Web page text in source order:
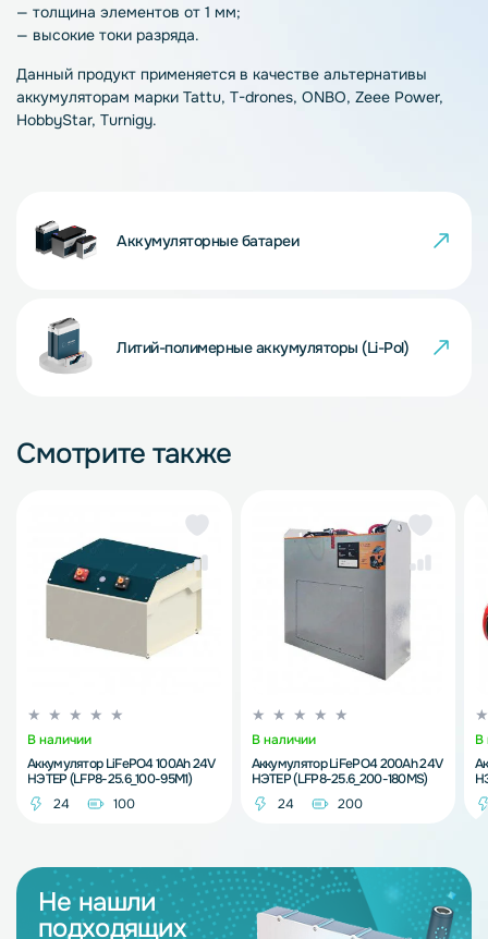
— толщина элементов от 1 мм;
— высокие токи разряда.
Данный продукт применяется в качестве альтернативы
аккумуляторам марки Tattu, T-drones, ONBO, Zeee Power,
HobbyStar, Turnigy.
Аккумуляторные батареи
Литий-полимерные аккумуляторы (Li-Pol)
Смотрите также
В наличии
Аккумулятор LiFePO4 100Ah 24V
НЭТЕР (LFP8-25.6_100-95M1)
24
100
В наличии
Аккумулятор LiFePO4 200Ah 24V
НЭТЕР (LFP8-25.6_200-180MS)
24
200
В
Не нашли
подходящих